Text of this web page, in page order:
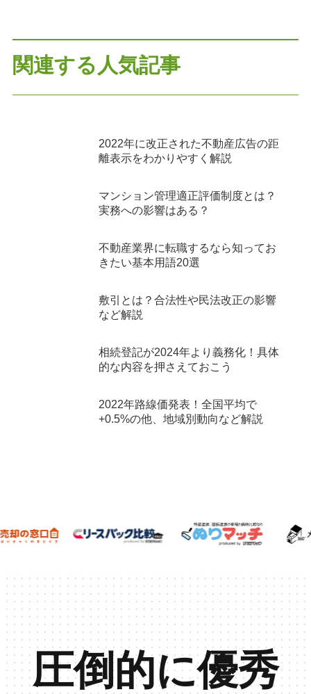
関連する人気記事
2022年に改正された不動産広告の距
離表示をわかりやすく解説
マンション管理適正評価制度とは？
実務への影響はある？
不動産業界に転職するなら知ってお
きたい基本用語20選
敷引とは？合法性や民法改正の影響
など解説
相続登記が2024年より義務化！具体
的な内容を押さえておこう
2022年路線価発表！全国平均で
+0.5%の他、地域別動向など解説
圧倒的に優秀